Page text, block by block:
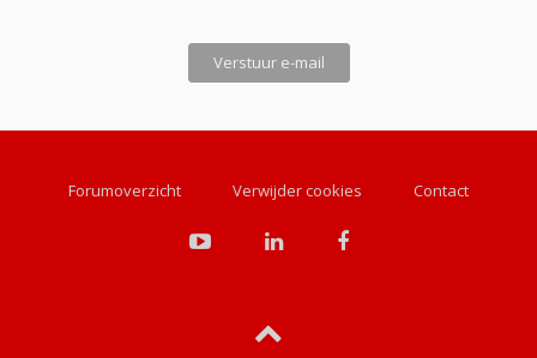
Forumoverzicht Verwijder cookies Contact